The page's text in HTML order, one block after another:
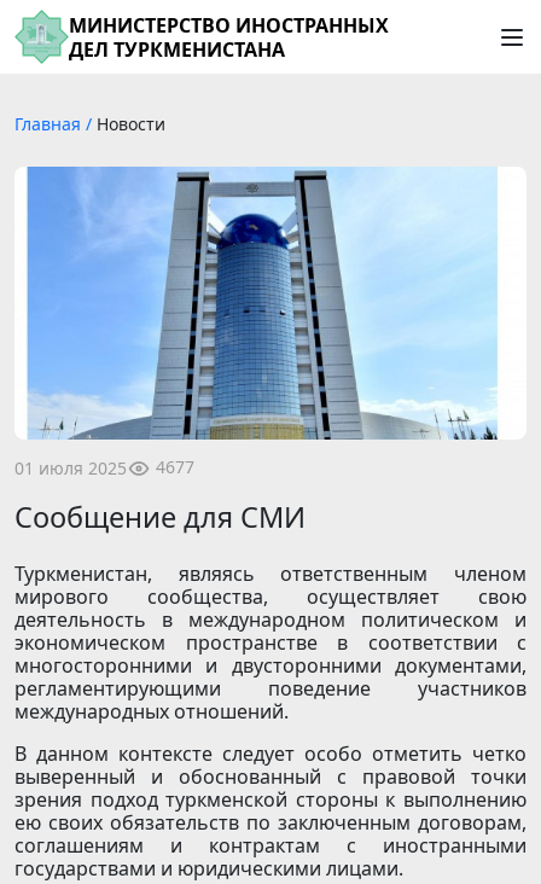
МИНИСТЕРСТВО ИНОСТРАННЫХ
ДЕЛ ТУРКМЕНИСТАНА
Главная / Новости
01 июля 2025 4677
Сообщение для СМИ
Туркменистан, являясь ответственным членом
мирового сообщества, осуществляет свою
деятельность в международном политическом и
экономическом пространстве в соответствии с
многосторонними и двусторонними документами,
регламентирующими поведение участников
международных отношений.
В данном контексте следует особо отметить четко
выверенный и обоснованный с правовой точки
зрения подход туркменской стороны к выполнению
ею своих обязательств по заключенным договорам,
соглашениям и контрактам с иностранными
государствами и юридическими лицами.